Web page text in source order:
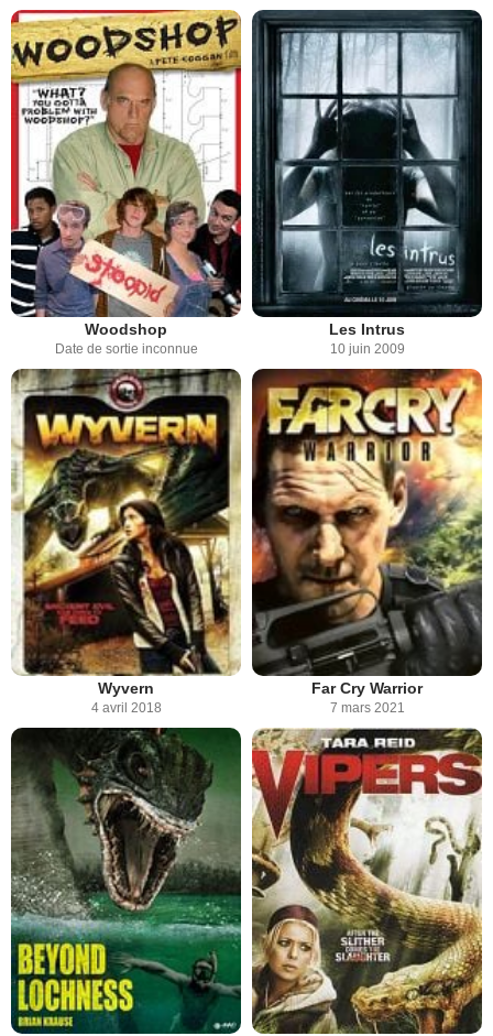
Woodshop
Date de sortie inconnue
Les Intrus
10 juin 2009
Wyvern
4 avril 2018
Far Cry Warrior
7 mars 2021